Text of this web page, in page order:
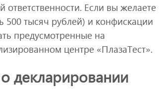
Если вы желаете
500 тысяч рублей) и конфискации
предусмотренные на
центре «ПлазаТест».
декларировании